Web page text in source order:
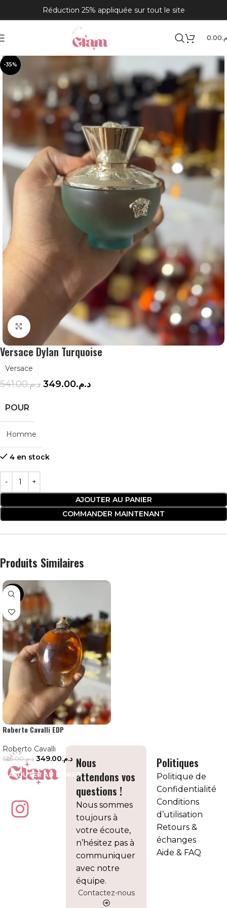
Réduction 25% appliquée sur tout le site
0.00
Accueil
-35%
Agrandir
Versace Dylan Turquoise
Versace
د.م.541.00 د.م.349.00
POUR
Homme
4 en stock
AJOUTER AU PANIER
COMMANDER MAINTENANT
Produits Similaires
-34%
Roberto Cavalli EDP
Roberto Cavalli
د.م.525.00 د.م.349.00
AJOUTER AU PANIER
Nous
attendons vos
questions !
Nous sommes
toujours à
votre écoute,
n’hésitez pas à
communiquer
avec notre
équipe.
Contactez-nous
Politiques
Politique de
Confidentialité
Conditions
d’utilisation
Retours &
échanges
Aide & FAQ